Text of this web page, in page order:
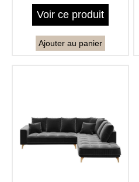
Voir ce produit
Ajouter au panier